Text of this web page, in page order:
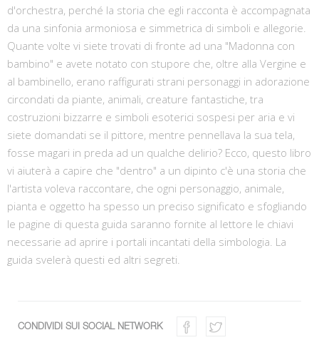
d'orchestra, perché la storia che egli racconta è accompagnata
da una sinfonia armoniosa e simmetrica di simboli e allegorie.
Quante volte vi siete trovati di fronte ad una "Madonna con
bambino" e avete notato con stupore che, oltre alla Vergine e
al bambinello, erano raffigurati strani personaggi in adorazione
circondati da piante, animali, creature fantastiche, tra
costruzioni bizzarre e simboli esoterici sospesi per aria e vi
siete domandati se il pittore, mentre pennellava la sua tela,
fosse magari in preda ad un qualche delirio? Ecco, questo libro
vi aiuterà a capire che "dentro" a un dipinto c'è una storia che
l'artista voleva raccontare, che ogni personaggio, animale,
pianta e oggetto ha spesso un preciso significato e sfogliando
le pagine di questa guida saranno fornite al lettore le chiavi
necessarie ad aprire i portali incantati della simbologia. La
guida svelerà questi ed altri segreti.
CONDIVIDI SUI SOCIAL NETWORK